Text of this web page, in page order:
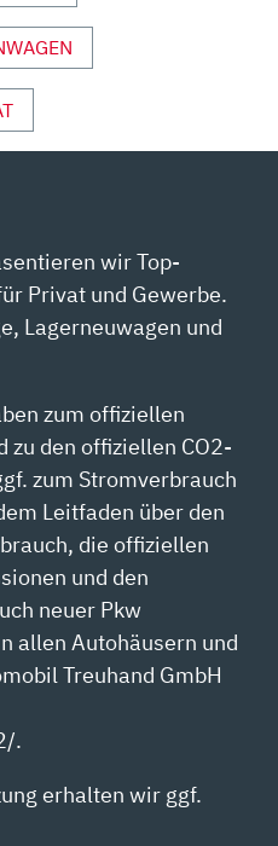
wir Top-
Privat und Gewerbe.
Lagerneuwagen und
zum offiziellen
den offiziellen CO2-
zum Stromverbrauch
Leitfaden über den
die offiziellen
und den
neuer Pkw
allen Autohäusern und
Treuhand GmbH
.
erhalten wir ggf.